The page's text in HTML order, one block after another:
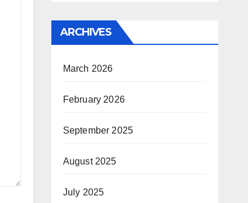
ARCHIVES
March 2026
February 2026
September 2025
August 2025
July 2025